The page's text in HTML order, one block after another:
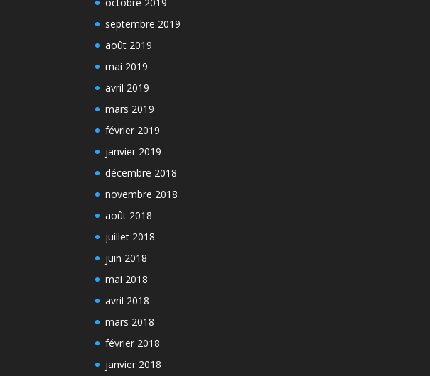
septembre 2019
août 2019
mai 2019
avril 2019
mars 2019
février 2019
janvier 2019
décembre 2018
novembre 2018
août 2018
juillet 2018
juin 2018
mai 2018
avril 2018
mars 2018
février 2018
janvier 2018